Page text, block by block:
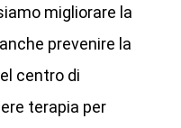
migliorare la
prevenire la
centro di
terapia per